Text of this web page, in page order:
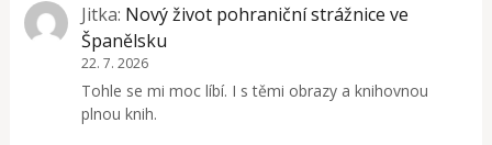
Jitka: Nový život pohraniční strážnice ve
Španělsku
22. 7. 2026
Tohle se mi moc líbí. I s těmi obrazy a knihovnou
plnou knih.